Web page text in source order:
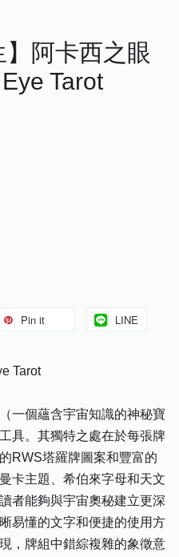
阿卡西之眼
Tarot
Pin it LINE
Tarot
一個蘊含宇宙知識的神秘寶
具。其獨特之處在於每張牌
RWS塔羅牌圖案和豐富的
卡主題、希伯來字母和天文
者能夠與宇宙奧秘建立更深
易懂的文字和便捷的使用方
，牌組中錯綜複雜的象徵意